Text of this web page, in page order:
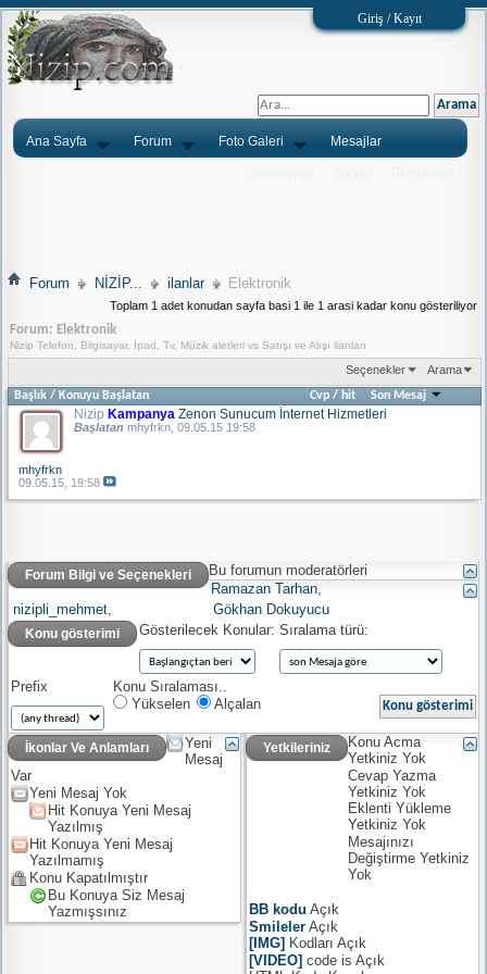
Giriş / Kayıt
Ana Sayfa Forum Foto Galeri Mesajlar
Forum NİZİP... ilanlar Elektronik
Toplam 1 adet konudan sayfa basi 1 ile 1 arasi kadar konu gösteriliyor
Forum: Elektronik
Nizip Telefon, Bilgisayar, İpad, Tv, Müzik aletleri vs Satışı ve Alışı ilanları
Seçenekler Arama
Başlık / Konuyu Başlatan Cvp /hit Son Mesaj
Nizip Kampanya Zenon Sunucum İnternet Hizmetleri
Başlatan mhyfrkn, 09.05.15 19:58
mhyfrkn
09.05.15, 19:58
Forum Bilgi ve Seçenekleri
Bu forumun moderatörleri
Ramazan Tarhan,
nizipli_mehmet, Gökhan Dokuyucu
Konu gösterimi Gösterilecek Konular: Sıralama türü:
Prefix
Konu Sıralaması..
Yükselen
Alçalan
İkonlar Ve Anlamları
Yeni
Mesaj
Var
Yeni Mesaj Yok
Hit Konuya Yeni Mesaj
Yazılmış
Hit Konuya Yeni Mesaj
Yazılmamış
Konu Kapatılmıştır
Bu Konuya Siz Mesaj
Yazmışsınız
Yetkileriniz
Konu Acma
YetkinizYok
Cevap Yazma
YetkinizYok
Eklenti Yükleme
YetkinizYok
Mesajınızı
Değiştirme Yetkiniz
Yok
BB kodu Açık
Smileler Açık
[IMG] KodlarıAçık
[VIDEO] code isAçık